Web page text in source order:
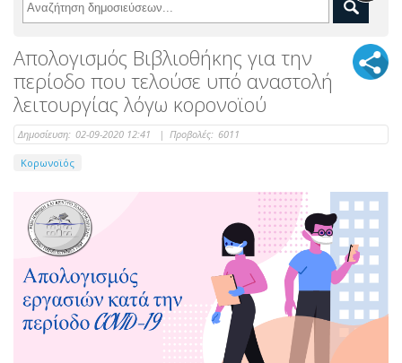
Απολογισμός Βιβλιοθήκης για την
περίοδο που τελούσε υπό αναστολή
λειτουργίας λόγω κορονοϊού
Δημοσίευση: 02-09-2020 12:41 | Προβολές: 6011
Κορωνοϊός